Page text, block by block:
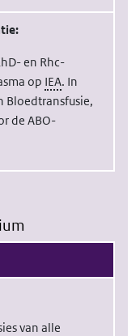
en Rhc-
op IEA. In
de ABO-
van alle